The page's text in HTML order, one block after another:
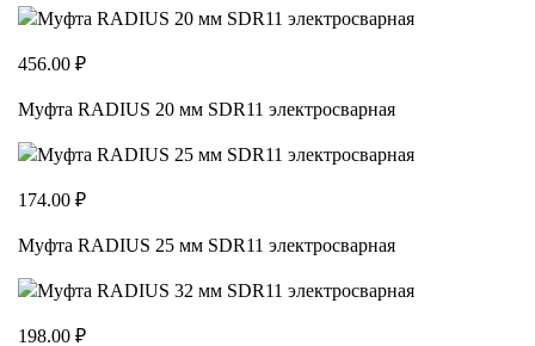
456.00 ₽
Муфта RADIUS 20 мм SDR11 электросварная
174.00 ₽
Муфта RADIUS 25 мм SDR11 электросварная
198.00 ₽